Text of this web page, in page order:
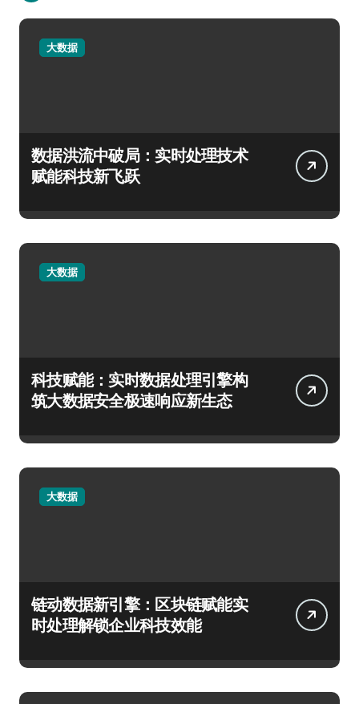
大数据
数据洪流中破局：实时处理技术
赋能科技新飞跃
大数据
科技赋能：实时数据处理引擎构
筑大数据安全极速响应新生态
大数据
链动数据新引擎：区块链赋能实
时处理解锁企业科技效能